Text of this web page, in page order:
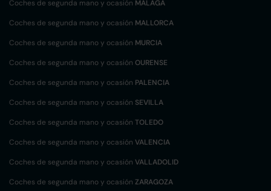
Coches de segunda mano y ocasión MÁLAGA
Coches de segunda mano y ocasión MALLORCA
Coches de segunda mano y ocasión MURCIA
Coches de segunda mano y ocasión OURENSE
Coches de segunda mano y ocasión PALENCIA
Coches de segunda mano y ocasión SEVILLA
Coches de segunda mano y ocasión TOLEDO
Coches de segunda mano y ocasión VALENCIA
Coches de segunda mano y ocasión VALLADOLID
Coches de segunda mano y ocasión ZARAGOZA